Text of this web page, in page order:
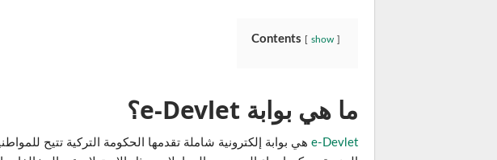
Contents show
ما هي بوابة e-Devlet؟
e-Devlet هي بوابة إلكترونية شاملة تقدمها الحكومة التركية تتيح